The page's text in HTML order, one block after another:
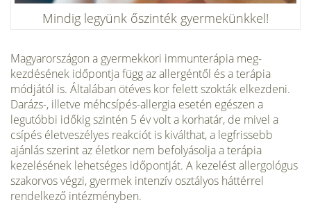
Mindig legyünk őszinték gyermekünkkel!
Magyarországon a gyermekkori immunterápia meg­
kezdésének időpontja függ az allergéntől és a terápia
módjától is. Általában ötéves kor felett szokták elkezde­ni.
Darázs-, illetve méhcsípés-allergia esetén egészen a
legutóbbi időkig szintén 5 év volt a korhatár, de mivel a
csípés életveszélyes reakciót is kiválthat, a legfrissebb
ajánlás szerint az életkor nem befolyásolja a terápia
kezelésének lehetséges időpontját. A kezelést allergológus
szakorvos végzi, gyermek intenzív osztályos hát­térrel
rendelkező intézményben.